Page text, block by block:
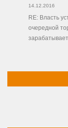
14.12.2016
RE: Власть
очередной